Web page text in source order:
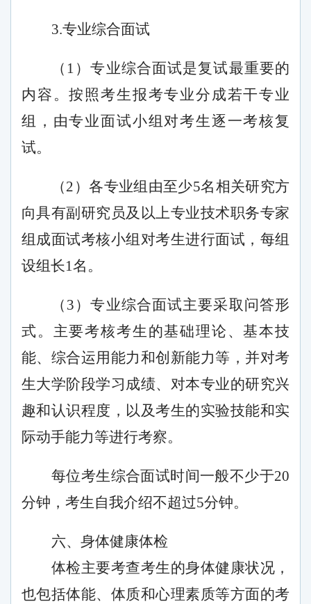
3.专业综合面试
（ 1）专业综合面试是复试最重要的
内容。按照考生报考专业分成若干专业
组，由专业面试小组对考生逐一考核复
试。
（2）各专业组由至少5名相关研究方
向具有副研究员及以上专业技术职务专家
组成面试考核小组对考生进行面试，每组
设组长1名。
（ 3）专业综合面试主要采取问答形
式。主要考核考生的基础理论、基本技
能、综合运用能力和创新能力等，并对考
生大学阶段学习成绩、对本专业的研究兴
趣和认识程度，以及考生的实验技能和实
际动手能力等进行考察。
每位考生综合面试时间一般不少于20
分钟，考生自我介绍不超过5分钟。
六、身体健康体检
体检主要考查考生的身体健康状况，
也包括体能、体质和心理素质等方面的考